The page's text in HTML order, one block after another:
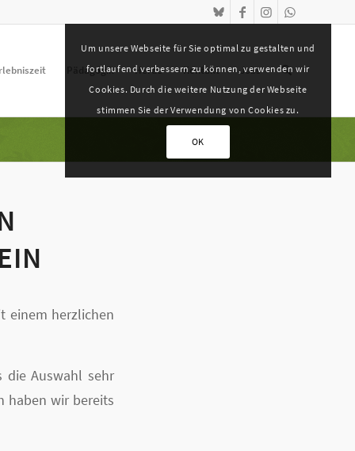
Pädagogik Herde Kontakt Jobs
einem herzlichen
die Auswahl sehr
haben wir bereits
Um unsere Webseite für Sie optimal zu gestalten und
fortlaufend verbessern zu können, verwenden wir
Cookies. Durch die weitere Nutzung der Webseite
stimmen Sie der Verwendung von Cookies zu.
OK